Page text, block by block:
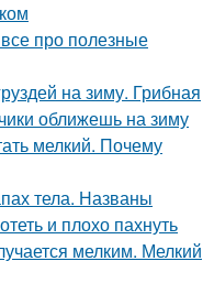
про полезные
на зиму. Грибная
оближешь на зиму
мелкий. Почему
тела. Названы
и плохо пахнуть
мелким. Мелкий